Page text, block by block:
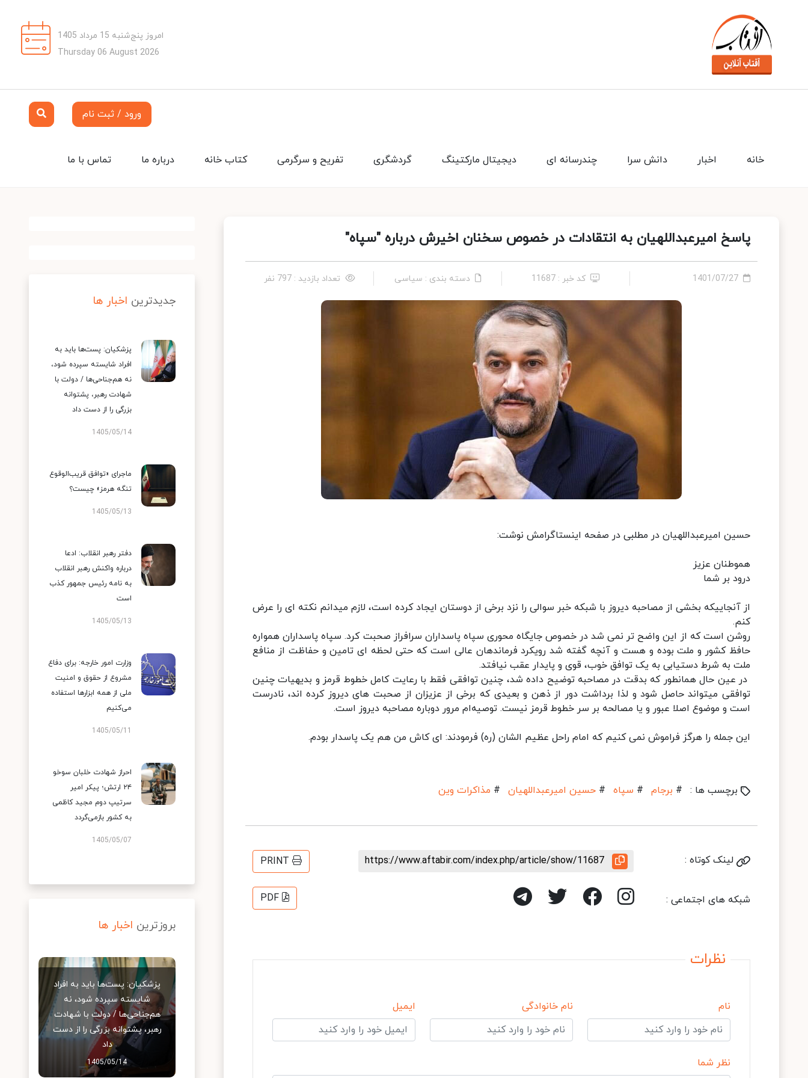
امروز پنج‌شنبه 15 مرداد 1405
Thursday 06 August 2026
ورود / ثبت نام
تماس با ما درباره ما کتاب خانه تفریح و سرگرمی گردشگری دیجیتال مارکتینگ چندرسانه ای دانش سرا اخبار خانه
پاسخ امیرعبداللهیان به انتقادات در خصوص سخنان اخیرش درباره "سپاه"
1401/07/27 کد خبر : 11687 دسته بندی : سیاسی تعداد بازدید : 797 نفر
حسین امیرعبداللهیان در مطلبی در صفحه اینستاگرامش نوشت:
هموطنان عزیز
درود بر شما
از آنجاییکه بخشی از مصاحبه دیروز با شبکه خبر سوالی را نزد برخی از دوستان ایجاد کرده است، لازم‌ میدانم نکته ای را عرض
کنم.
روشن است که از این واضح تر نمی شد در خصوص جایگاه محوری سپاه پاسداران سرافراز صحبت کرد. سپاه پاسداران همواره
حافظ کشور و ملت بوده و هست و آنچه گفته شد رویکرد فرماندهان عالی است که حتی لحظه ای تامین و حفاظت از منافع
ملت به شرط دستیابی به یک توافق خوب، قوی و پایدار عقب نیافتد.
در عین حال همانطور که بدقت در مصاحبه توضیح داده شد، چنین توافقی فقط با رعایت کامل خطوط قرمز و بدیهیات چنین
توافقی میتواند حاصل شود و لذا برداشت دور از ذهن و بعیدی که برخی از عزیزان از صحبت های دیروز کرده اند، نادرست
است و موضوع اصلا عبور و یا مصالحه بر سر خطوط قرمز نیست. توصیه‌ام مرور دوباره مصاحبه دیروز است.
این جمله را هرگز فراموش نمی کنیم که امام راحل عظیم الشان (ره) فرمودند: ای کاش من هم یک پاسدار بودم.
برچسب ها : # برجام # سپاه # حسین امیرعبداللهیان # مذاکرات وین
لینک کوتاه : https://www.aftabir.com/index.php/article/show/11687
PRINT
شبکه های اجتماعی : PDF
نظرات
نام نام خانوادگی ایمیل
نظر شما
جدیدترین اخبار ها
پزشکیان: پست‌ها باید به
افراد شایسته سپرده شود،
نه هم‌جناحی‌ها / دولت با
شهادت رهبر، پشتوانه
بزرگی را از دست داد
1405/05/14
ماجرای «توافق قریب‌الوقوع
تنگه هرمز» چیست؟
1405/05/13
دفتر رهبر انقلاب: ادعا
درباره واکنش رهبر انقلاب
به نامه رئیس جمهور کذب
است
1405/05/13
وزارت امور خارجه: برای دفاع
مشروع از حقوق و امنیت
ملی از همه ابزارها استفاده
می‌کنیم
1405/05/11
احراز شهادت خلبان سوخو
۲۴ ارتش؛ پیکر امیر
سرتیپ دوم مجید کاظمی
به کشور بازمی‌گردد
1405/05/07
بروزترین اخبار ها
پزشکیان: پست‌ها باید به افراد
شایسته سپرده شود، نه
هم‌جناحی‌ها / دولت با شهادت
رهبر، پشتوانه بزرگی را از دست
داد
1405/05/14